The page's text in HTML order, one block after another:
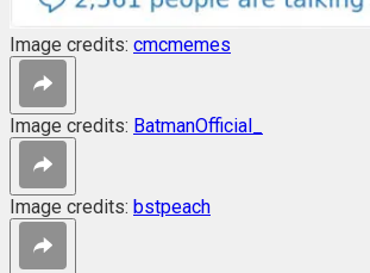
Image credits: cmcmemes
Image credits: BatmanOfficial_
Image credits: bstpeach